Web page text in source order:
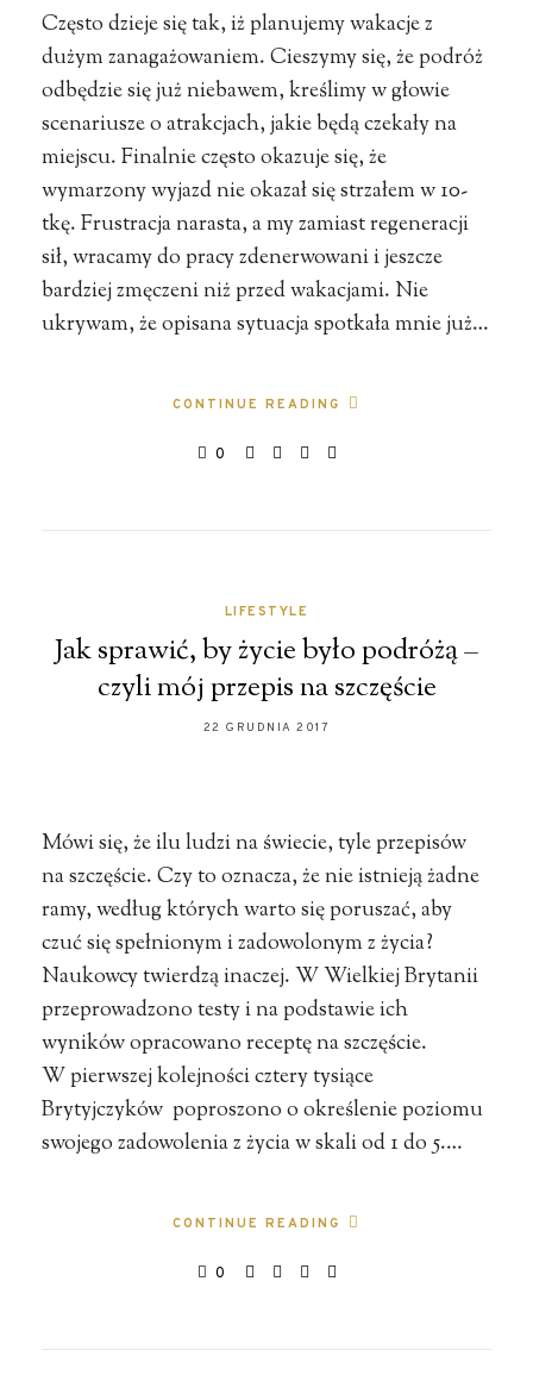
Często dzieje się tak, iż planujemy wakacje z
dużym zanagażowaniem. Cieszymy się, że podróż
odbędzie się już niebawem, kreślimy w głowie
scenariusze o atrakcjach, jakie będą czekały na
miejscu. Finalnie często okazuje się, że
wymarzony wyjazd nie okazał się strzałem w 10-
tkę. Frustracja narasta, a my zamiast regeneracji
sił, wracamy do pracy zdenerwowani i jeszcze
bardziej zmęczeni niż przed wakacjami. Nie
ukrywam, że opisana sytuacja spotkała mnie już…
CONTINUE READING
0
LIFESTYLE
Jak sprawić, by życie było podróżą –
czyli mój przepis na szczęście
22 GRUDNIA 2017
Mówi się, że ilu ludzi na świecie, tyle przepisów
na szczęście. Czy to oznacza, że nie istnieją żadne
ramy, według których warto się poruszać, aby
czuć się spełnionym i zadowolonym z życia?
Naukowcy twierdzą inaczej. W Wielkiej Brytanii
przeprowadzono testy i na podstawie ich
wyników opracowano receptę na szczęście.
W pierwszej kolejności cztery tysiące
Brytyjczyków poproszono o określenie poziomu
swojego zadowolenia z życia w skali od 1 do 5.…
CONTINUE READING
0